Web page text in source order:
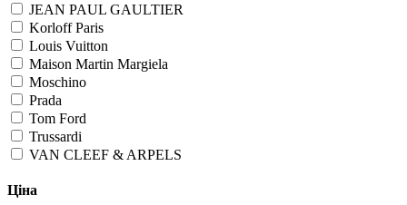
JEAN PAUL GAULTIER
Korloff Paris
Louis Vuitton
Maison Martin Margiela
Moschino
Prada
Tom Ford
Trussardi
VAN CLEEF & ARPELS
Ціна